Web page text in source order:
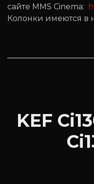
сайте MMS Cinema:
Колонки имеются в
KEF